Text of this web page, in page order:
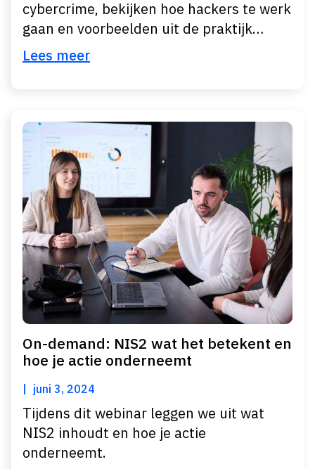
cybercrime, bekijken hoe hackers te werk
gaan en voorbeelden uit de praktijk…
Lees meer
On-demand: NIS2 wat het betekent en
hoe je actie onderneemt
juni 3, 2024
Tijdens dit webinar leggen we uit wat
NIS2 inhoudt en hoe je actie
onderneemt.